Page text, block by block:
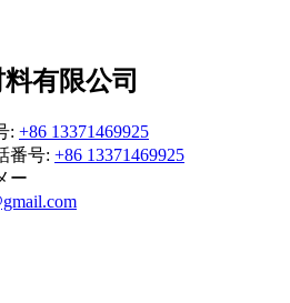
有限公司
: +86 13371469925
番号: +86 13371469925
ー